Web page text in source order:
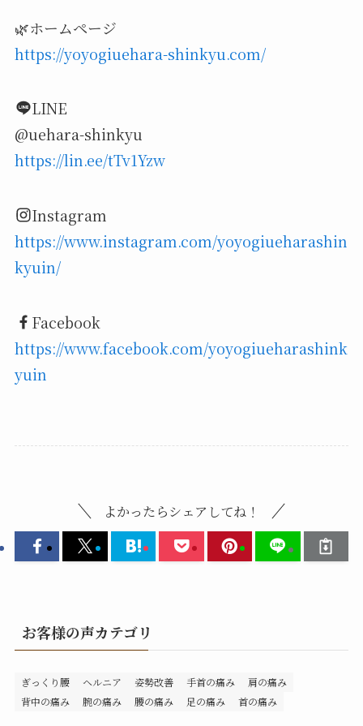
🌿ホームページ
https://yoyogiuehara-shinkyu.com/
LINE
@uehara-shinkyu
https://lin.ee/tTv1Yzw
Instagram
https://www.instagram.com/yoyogiueharashin
kyuin/
Facebook
https://www.facebook.com/yoyogiueharashink
yuin
よかったらシェアしてね！
お客様の声カテゴリ
ぎっくり腰 ヘルニア 姿勢改善 手首の痛み
肩の痛み
背中の痛み
腕の痛み 腰の痛み 足の痛み 首の痛み